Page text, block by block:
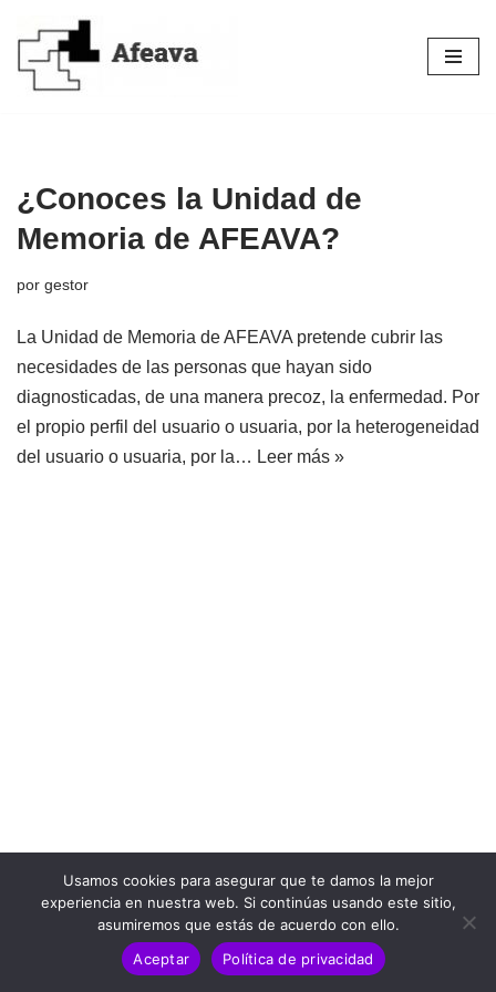
Saltar
¿Conoces la Unidad de
Memoria de AFEAVA?
por gestor
La Unidad de Memoria de AFEAVA pretende cubrir las
necesidades de las personas que hayan sido
diagnosticadas, de una manera precoz, la enfermedad. Por
el propio perfil del usuario o usuaria, por la heterogeneidad
del usuario o usuaria, por la… Leer más »
Usamos cookies para asegurar que te damos la mejor
experiencia en nuestra web. Si continúas usando este sitio,
asumiremos que estás de acuerdo con ello.
Aceptar
Política de privacidad